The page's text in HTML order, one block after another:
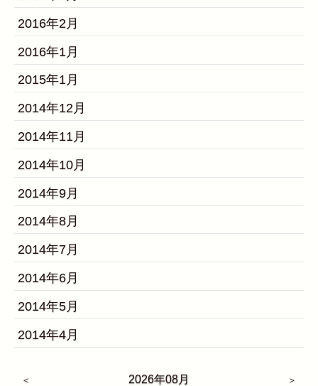
2016年2月
2016年1月
2015年1月
2014年12月
2014年11月
2014年10月
2014年9月
2014年8月
2014年7月
2014年6月
2014年5月
2014年4月
2026年08月